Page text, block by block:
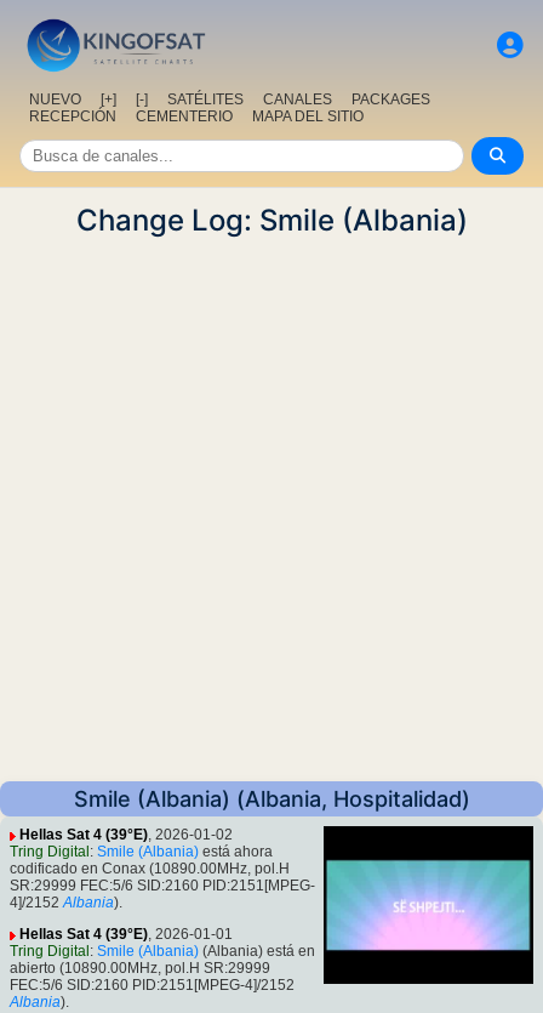
NUEVO [+] [-] SATÉLITES CANALES
PACKAGES
RECEPCIÓN
CEMENTERIO MAPA DEL SITIO
Change Log: Smile (Albania)
Smile (Albania) (Albania, Hospitalidad)
Hellas Sat 4 (39°E), 2026-01-02
Tring Digital : Smile (Albania) está ahora
codificado en Conax (10890.00MHz, pol.H
SR:29999 FEC:5/6 SID:2160 PID:2151[MPEG-
4]/2152 Albania).
Hellas Sat 4 (39°E), 2026-01-01
Tring Digital : Smile (Albania) (Albania) está en
abierto (10890.00MHz, pol.H SR:29999
FEC:5/6 SID:2160 PID:2151[MPEG-4]/2152
Albania).